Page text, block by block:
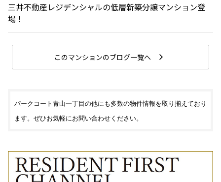
三井不動産レジデンシャルの低層新築分譲マンション登
場！
このマンションのブログ一覧へ
パークコート青山一丁目の他にも多数の物件情報を取り揃えており
ます。ぜひお気軽にお問い合わせください。